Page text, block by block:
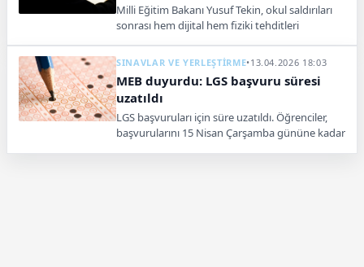
Milli Eğitim Bakanı Yusuf Tekin, okul saldırıları
sonrası hem dijital hem fiziki tehditleri
alınacağını duyurdu
SINAVLAR VE YERLEŞTİRME•13.04.2026 18:03
MEB duyurdu: LGS başvuru süresi
uzatıldı
LGS başvuruları için süre uzatıldı. Öğrenciler,
başvurularını 15 Nisan Çarşamba gününe kadar